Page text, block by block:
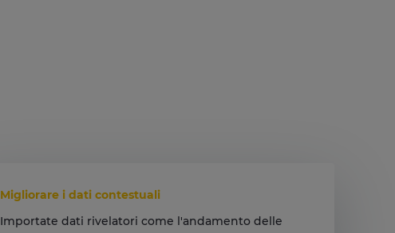
Migliorare i dati contestuali
Importate dati rivelatori come l'andamento delle